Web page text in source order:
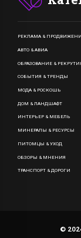
РЕКЛАМА &
АВТО & АВИА
ОБРАЗОВАНИЕ &
СОБЫТИЯ & ТРЕНДЫ
МОДА & РОСКОШЬ
ДОМ & ЛАНДШАФТ
ИНТЕРЬЕР & МЕБЕЛЬ
МИНЕРАЛЫ & РЕСУРСЫ
ПИТОМЦЫ & УХОД
ОБЗОРЫ & МНЕНИЯ
ТРАНСПОРТ & ДОРОГИ
©